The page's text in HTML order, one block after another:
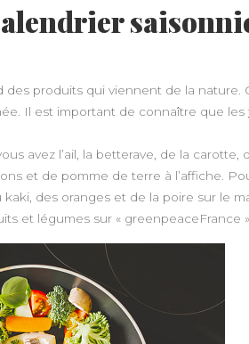
des produits qui viennent de la nature.
Il est important de connaître que les
avez l’ail, la betterave, de la carotte,
et de pomme de terre à l’affiche.
des oranges et de la poire sur le
et légumes sur « greenpeaceFrance ».